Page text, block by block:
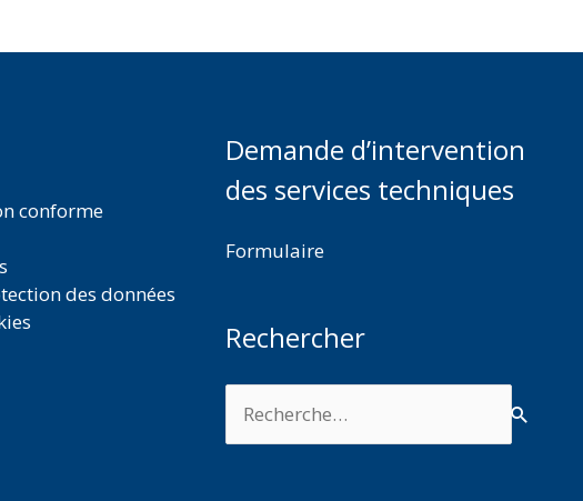
conforme
des données
Demande d’intervention
des services techniques
Formulaire
Rechercher